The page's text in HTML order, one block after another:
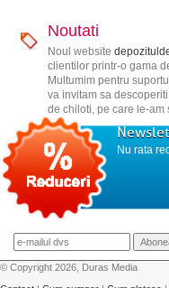
Noutati
Noul website
clientilor printr-o gama
Multumim pentru
va invitam sa
de chiloti, pe care le-am
Nu rata
© Copyright 2026, Duras Media